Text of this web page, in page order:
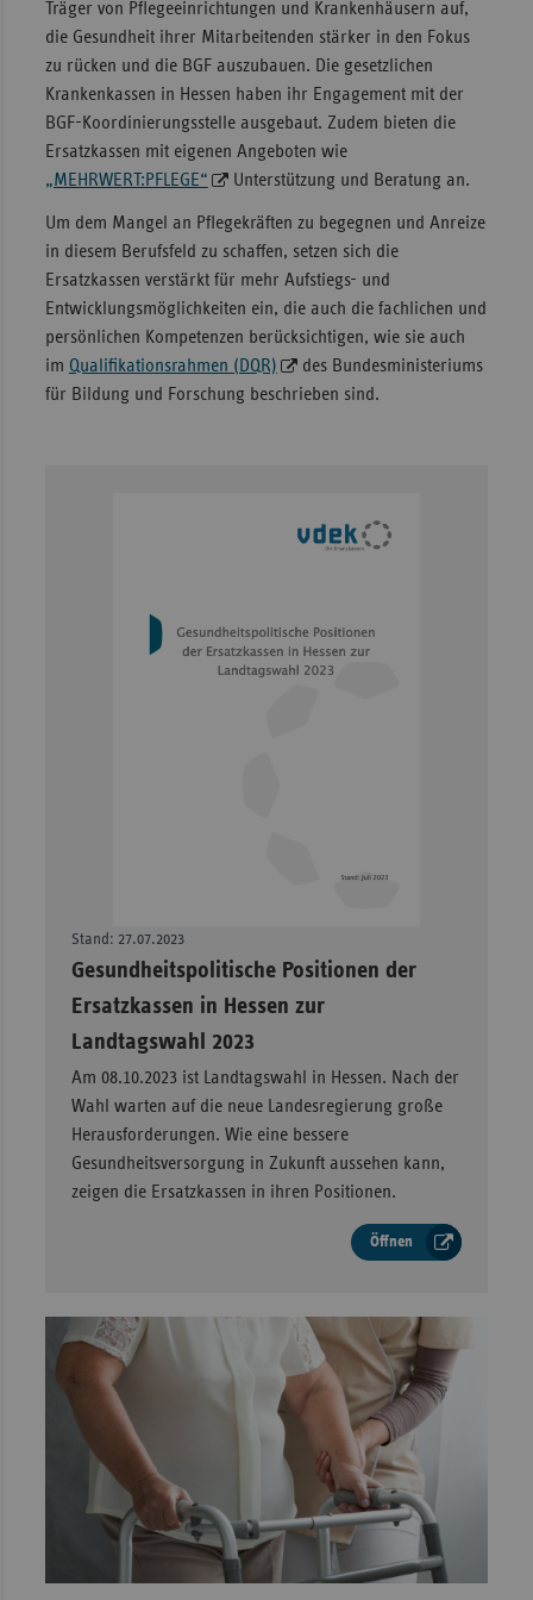
Träger von Pflegeeinrichtungen und Krankenhäusern auf,
die Gesundheit ihrer Mitarbeitenden stärker in den Fokus
zu rücken und die BGF auszubauen. Die gesetzlichen
Krankenkassen in Hessen haben ihr Engagement mit der
BGF-Koordinierungsstelle ausgebaut. Zudem bieten die
Ersatzkassen mit eigenen Angeboten wie
„MEHRWERT:PFLEGE“
Unterstützung und Beratung an.
Um dem Mangel an Pflegekräften zu begegnen und Anreize
in diesem Berufsfeld zu schaffen, setzen sich die
Ersatzkassen verstärkt für mehr Aufstiegs- und
Entwicklungsmöglichkeiten ein, die auch die fachlichen und
persönlichen Kompetenzen berücksichtigen, wie sie auch
im Qualifikationsrahmen (DQR)
des Bundesministeriums
für Bildung und Forschung beschrieben sind.
Stand: 27.07.2023
–
Gesundheitspolitische Positionen der
Ersatzkassen in Hessen zur
Landtagswahl 2023
Am 08.10.2023 ist Landtagswahl in Hessen. Nach der
Wahl warten auf die neue Landesregierung große
Herausforderungen. Wie eine bessere
Gesundheitsversorgung in Zukunft aussehen kann,
zeigen die Ersatzkassen in ihren Positionen.
Öffnen